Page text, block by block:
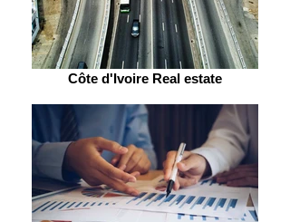
Côte d'Ivoire Real estate